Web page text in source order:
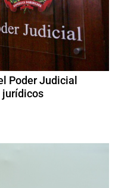
Poder Judicial
jurídicos